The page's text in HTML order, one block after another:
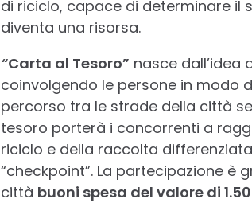
di riciclo, capace di determinare il
diventa una risorsa.
“Carta al Tesoro” nasce dall’idea
coinvolgendo le persone in modo
percorso tra le strade della città
tesoro porterà i concorrenti a
riciclo e della raccolta
“checkpoint”. La partecipazione è
città buoni spesa del valore di